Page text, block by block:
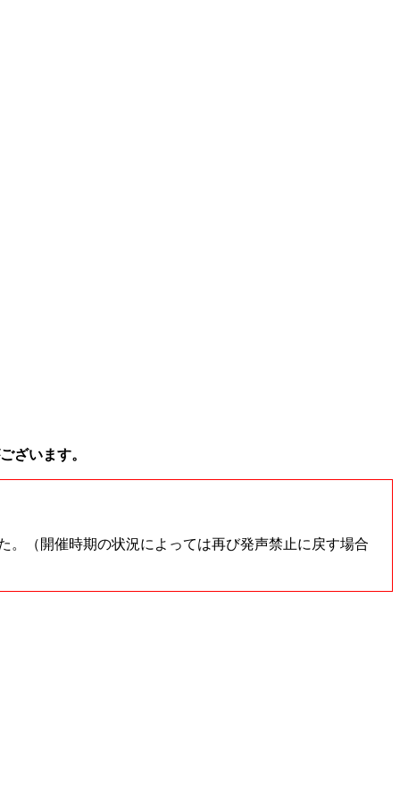
ざいます。
（開催時期の状況によっては再び発声禁止に戻す場合